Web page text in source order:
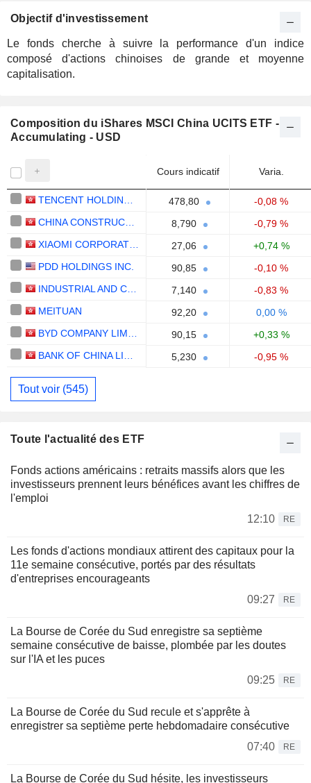
Objectif d'investissement
Le fonds cherche à suivre la performance d'un indice
composé d'actions chinoises de grande et moyenne
capitalisation.
Composition du iShares MSCI China UCITS ETF -
Accumulating - USD
Cours indicatif Varia.
478,80
-0,08 %
8,790
-0,79 %
27,06
+0,74 %
PDD HOLDINGS INC.
90,85
-0,10 %
7,140
-0,83 %
MEITUAN
92,20
0,00 %
90,15
+0,33 %
5,230 -0,95 %
Tout voir (545)
Toute l'actualité des ETF
Fonds actions américains : retraits massifs alors que les
investisseurs prennent leurs bénéfices avant les chiffres de
l'emploi
12:10
RE
Les fonds d'actions mondiaux attirent des capitaux pour la
11e semaine consécutive, portés par des résultats
d'entreprises encourageants
09:27
RE
La Bourse de Corée du Sud enregistre sa septième
semaine consécutive de baisse, plombée par les doutes
sur l'IA et les puces
09:25
RE
La Bourse de Corée du Sud recule et s'apprête à
enregistrer sa septième perte hebdomadaire consécutive
07:40
RE
La Bourse de Corée du Sud hésite, les investisseurs